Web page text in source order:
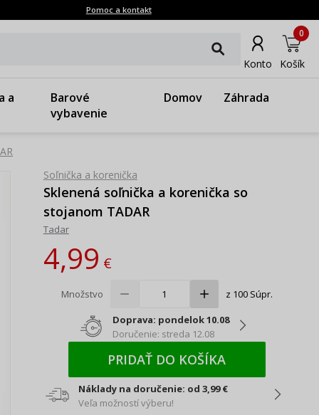
Pomoc a kontakt
Konto Košík
0
a
Barové
vybavenie
Domov Záhrada
Soľnička a korenička
Sklenená soľnička a korenička so
stojanom TADAR
Tadar
4,99€
Množstvo z 100 Súpr.
Doprava: pondelok 10.08
Doručenie: streda 12.08
PRIDAŤ DO KOŠÍKA
Náklady na doručenie: od 3,99 €
Veľa možností výberu!